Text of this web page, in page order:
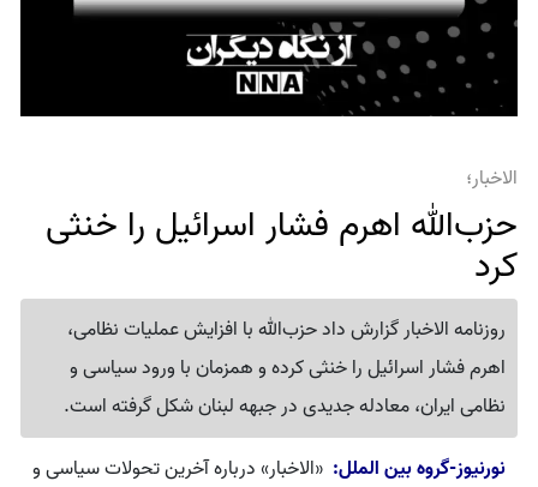
الاخبار؛
حزب‌الله اهرم فشار اسرائیل را خنثی
کرد
روزنامه الاخبار گزارش داد حزب‌الله با افزایش عملیات نظامی،
اهرم فشار اسرائیل را خنثی کرده و همزمان با ورود سیاسی و
نظامی ایران، معادله جدیدی در جبهه لبنان شکل گرفته است.
نورنیوز-گروه بین الملل: «الاخبار» درباره آخرین تحولات سیاسی و